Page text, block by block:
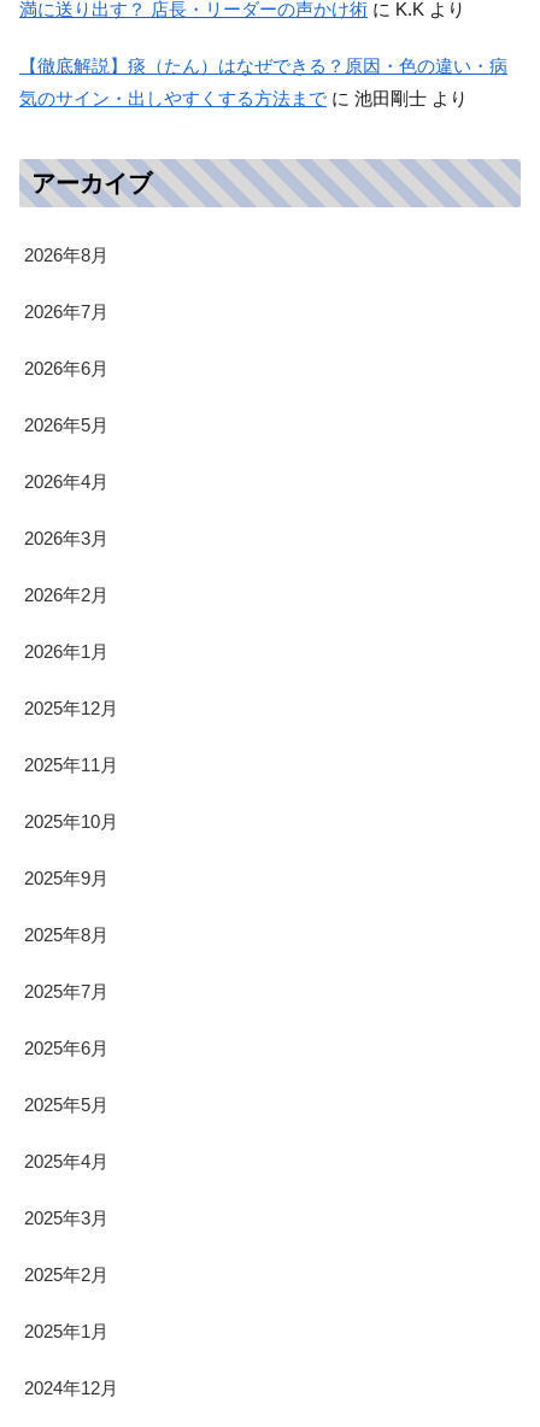
満に送り出す？ 店長・リーダーの声かけ術 に K.K より
【徹底解説】痰（たん）はなぜできる？原因・色の違い・病
気のサイン・出しやすくする方法まで に 池田剛士 より
アーカイブ
2026年8月
2026年7月
2026年6月
2026年5月
2026年4月
2026年3月
2026年2月
2026年1月
2025年12月
2025年11月
2025年10月
2025年9月
2025年8月
2025年7月
2025年6月
2025年5月
2025年4月
2025年3月
2025年2月
2025年1月
2024年12月